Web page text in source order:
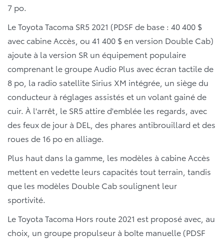
7 po.
Le Toyota Tacoma SR5 2021 (PDSF de base : 40 400 $
avec cabine Accès, ou 41 400 $ en version Double Cab)
ajoute à la version SR un équipement populaire
comprenant le groupe Audio Plus avec écran tactile de
8 po, la radio satellite Sirius XM intégrée, un siège du
conducteur à réglages assistés et un volant gainé de
cuir. À l'arrêt, le SR5 attire d'emblée les regards, avec
des feux de jour à DEL, des phares antibrouillard et des
roues de 16 po en alliage.
Plus haut dans la gamme, les modèles à cabine Accès
mettent en vedette leurs capacités tout terrain, tandis
que les modèles Double Cab soulignent leur
sportivité.
Le Toyota Tacoma Hors route 2021 est proposé avec, au
choix, un groupe propulseur à boîte manuelle (PDSF